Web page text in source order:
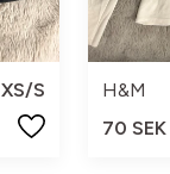
XS/S
H&M
70 SEK